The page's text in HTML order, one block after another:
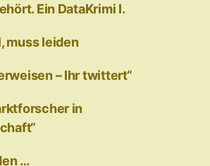
Ein DataKrimi I.
muss leiden
– Ihr twittert“
in
…